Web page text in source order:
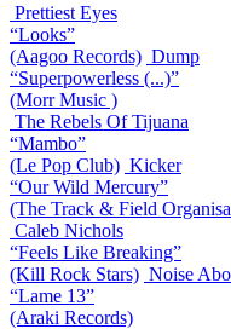
Prettiest Eyes
“Looks”
(Aagoo Records) Dump
“Superpowerless (...)”
(Morr Music )
The Rebels Of Tijuana
“Mambo”
(Le Pop Club) Kicker
“Our Wild Mercury”
(The Track & Field
Caleb Nichols
“Feels Like Breaking”
(Kill Rock Stars) Noise
“Lame 13”
(Araki Records)